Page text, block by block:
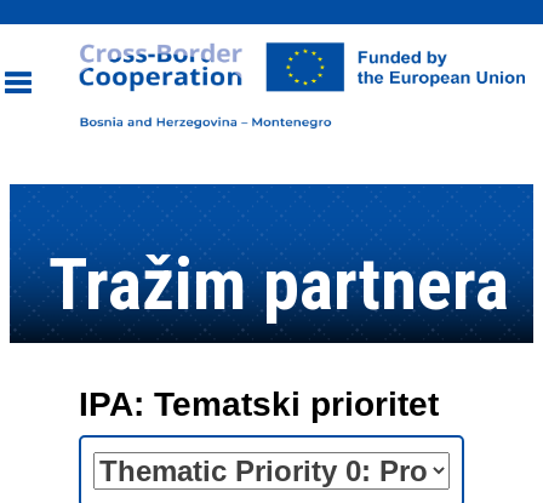
navigation
Tražim partnera
IPA: Tematski prioritet